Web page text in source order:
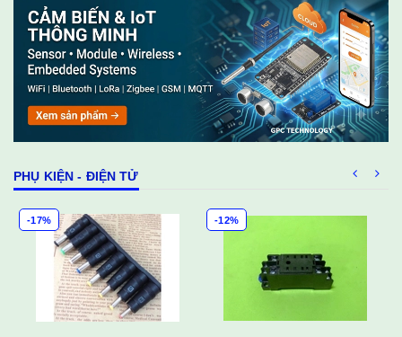
PHỤ KIỆN - ĐIỆN TỬ
-17% -12%